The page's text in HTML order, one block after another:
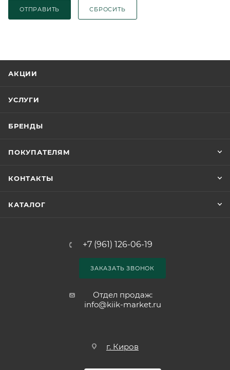
ОТПРАВИТЬ СБРОСИТЬ
АКЦИИ
УСЛУГИ
БРЕНДЫ
ПОКУПАТЕЛЯМ
КОНТАКТЫ
КАТАЛОГ
+7 (961) 126-06-19
ЗАКАЗАТЬ ЗВОНОК
Отдел продаж:
info@kiik-market.ru
г. Киров